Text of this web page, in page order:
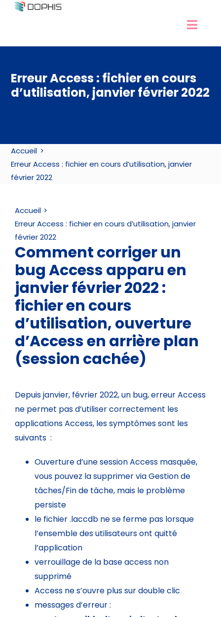
Passer
à
Développement Excel
Services Access
Nos formations
Erreur Access : fichier en cours
d’utilisation, janvier février 2022
Accueil
Erreur Access : fichier en cours d’utilisation, janvier
février 2022
Accueil
Erreur Access : fichier en cours d’utilisation, janvier
février 2022
Comment corriger un
bug Access apparu en
janvier février 2022 :
fichier en cours
d’utilisation, ouverture
d’Access en arrière plan
(session cachée)
Depuis janvier, février 2022, un bug, erreur Access
ne permet pas d’utiliser correctement les
applications Access, les symptômes sont les
suivants :
Ouverture d’une session Access masquée,
vous pouvez la supprimer via Gestion de
tâches/Fin de tâche, mais le problème
persiste
le fichier .laccdb ne se ferme pas lorsque
l’ensemble des utilisateurs ont quitté
l’application
verrouillage de la base access non
supprimé
Access ne s’ouvre plus sur double clic
messages d’erreur :